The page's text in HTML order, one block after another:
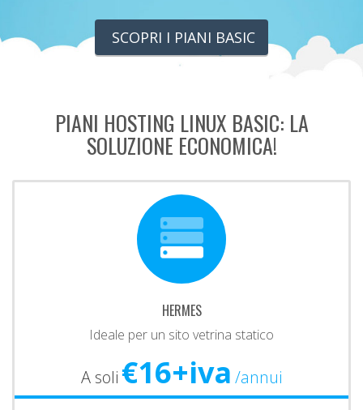
SCOPRI I PIANI BASIC
PIANI HOSTING LINUX BASIC: LA
SOLUZIONE ECONOMICA!
HERMES
Ideale per un sito vetrina statico
A soli €16+iva /annui